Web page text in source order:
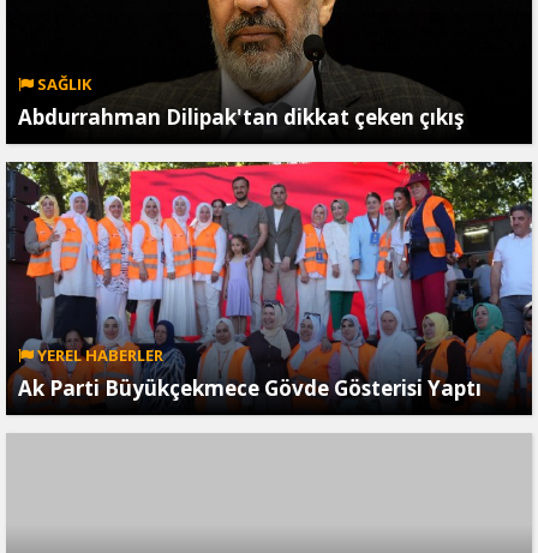
SAĞLIK
Abdurrahman Dilipak'tan dikkat çeken çıkış
YEREL HABERLER
Ak Parti Büyükçekmece Gövde Gösterisi Yaptı